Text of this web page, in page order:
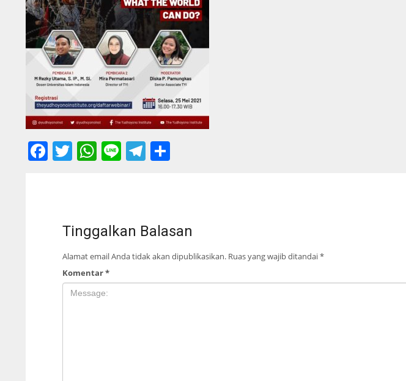
Facebook
Twitter
WhatsApp
LineTelegram
Tinggalkan Balasan
Alamat email Anda tidak akan dipublikasikan. Ruas yang wajib ditandai*
Komentar*